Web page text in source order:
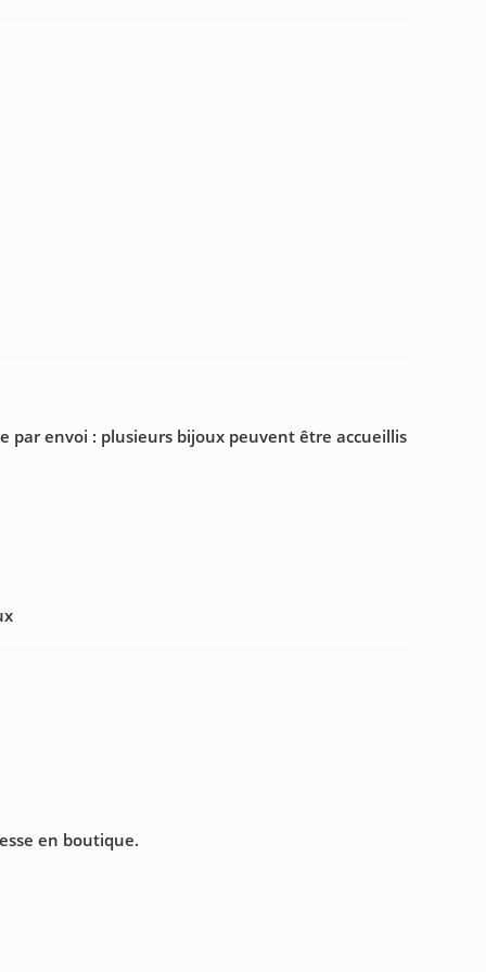
par envoi : plusieurs bijoux peuvent être accueillis
en boutique.